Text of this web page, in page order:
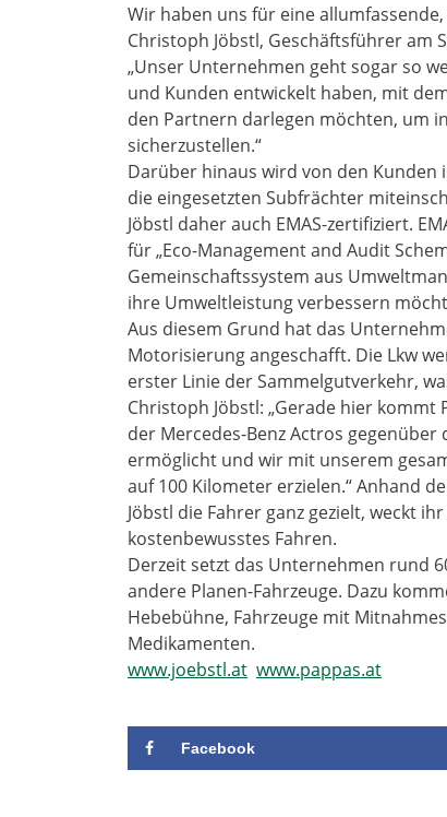
Wir haben uns für eine
Christoph Jöbstl, Geschäftsführer am
„Unser Unternehmen geht sogar so
und Kunden entwickelt haben, mit
den Partnern darlegen möchten, um
sicherzustellen.“
Darüber hinaus wird von den Kunden
die eingesetzten Subfrächter
Jöbstl daher auch EMAS-zertifiziert.
für „Eco-Management and Audit
Gemeinschaftssystem aus
ihre Umweltleistung verbessern
Aus diesem Grund hat das
Motorisierung angeschafft. Die Lkw
erster Linie der Sammelgutverkehr,
Christoph Jöbstl: „Gerade hier kommt
der Mercedes-Benz Actros
ermöglicht und wir mit unserem
auf 100 Kilometer erzielen.“ Anhand
Jöbstl die Fahrer ganz gezielt, weckt
kostenbewusstes Fahren.
Derzeit setzt das Unternehmen rund
andere Planen-Fahrzeuge. Dazu
Hebebühne, Fahrzeuge mit
Medikamenten.
www.joebstl.at www.pappas.at
Facebook